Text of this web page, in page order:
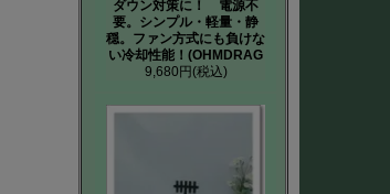
ダウン対策に！ 電源不
要。シンプル・軽量・静
穏。ファン方式にも負けな
い冷却性能！(OHMDRAG
9,680円(税込)